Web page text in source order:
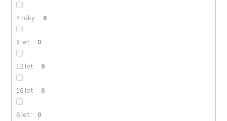
4 roky 0
8 let 0
12 let 0
16 let 0
6 let 0